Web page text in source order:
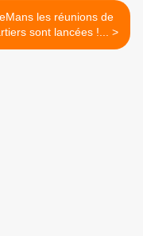
les réunions de
quartiers sont lancées !... >